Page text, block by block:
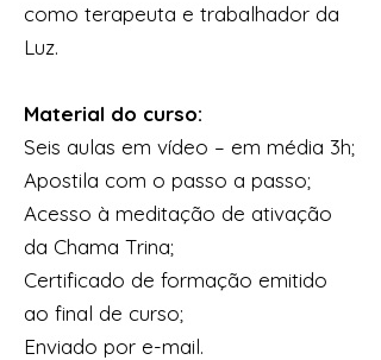
como terapeuta e trabalhador da
Luz.
Material do curso:
Seis aulas em vídeo – em média 3h;
Apostila com o passo a passo;
Acesso à meditação de ativação
da Chama Trina;
Certificado de formação emitido
ao final de curso;
Enviado por e-mail.